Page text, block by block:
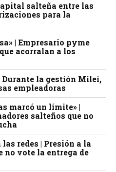
salteña entre las
para la
| Empresario pyme
acorralan a los
la gestión Milei,
empleadoras
marcó un límite» |
salteños que no
redes | Presión a la
no vote la entrega de